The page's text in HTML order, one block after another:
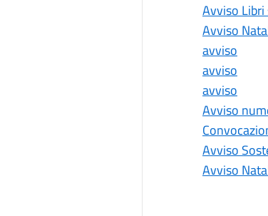
Avviso
Avviso
avviso
avviso
avviso
Avviso
Avviso
Avviso